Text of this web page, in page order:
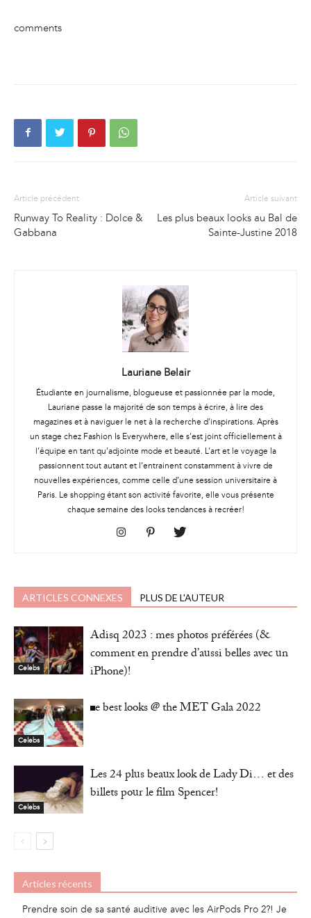
comments
Article précédent
Runway To Reality : Dolce &
Gabbana
Article suivant
Les plus beaux looks au Bal de
Sainte-Justine 2018
Lauriane Belair
Étudiante en journalisme, blogueuse et passionnée par la mode,
Lauriane passe la majorité de son temps à écrire, à lire des
magazines et à naviguer le net à la recherche d’inspirations. Après
un stage chez Fashion Is Everywhere, elle s’est joint officiellement à
l’équipe en tant qu’adjointe mode et beauté. L’art et le voyage la
passionnent tout autant et l’entrainent constamment à vivre de
nouvelles expériences, comme celle d’une session universitaire à
Paris. Le shopping étant son activité favorite, elle vous présente
chaque semaine des looks tendances à recréer!
ARTICLES CONNEXES PLUS DE L'AUTEUR
Celebs
Adisq 2023 : mes photos préférées (&
comment en prendre d’aussi belles avec un
iPhone)!
Celebs
The best looks @ the MET Gala 2022
Celebs
Les 24 plus beaux look de Lady Di… et des
billets pour le film Spencer!
Articles récents
Prendre soin de sa santé auditive avec les AirPods Pro 2?! Je